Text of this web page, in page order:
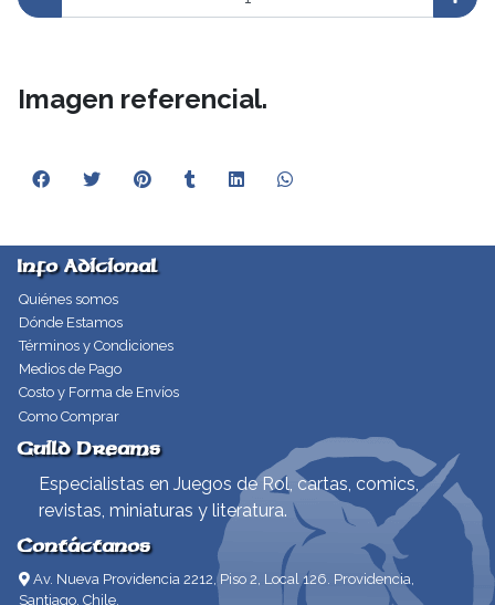
Imagen referencial.
Info Adicional
Quiénes somos
Dónde Estamos
Términos y Condiciones
Medios de Pago
Costo y Forma de Envíos
Como Comprar
Guild Dreams
Especialistas en Juegos de Rol, cartas, comics,
revistas, miniaturas y literatura.
Contáctanos
Av. Nueva Providencia 2212, Piso 2, Local 126. Providencia,
Santiago, Chile.